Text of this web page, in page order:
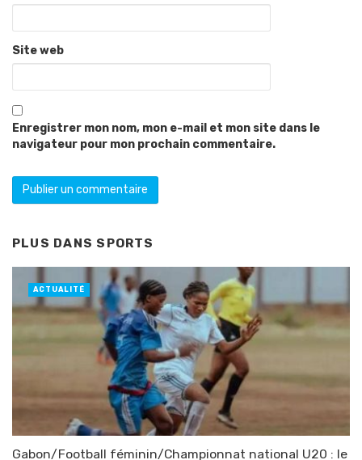
Site web
Enregistrer mon nom, mon e-mail et mon site dans le
navigateur pour mon prochain commentaire.
PLUS DANS SPORTS
Gabon/Football féminin/Championnat national U20 : le
ACTUALITÉ